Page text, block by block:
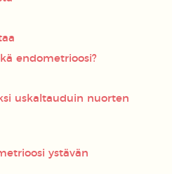
endometrioosi?
uskaltauduin nuorten
ystävän